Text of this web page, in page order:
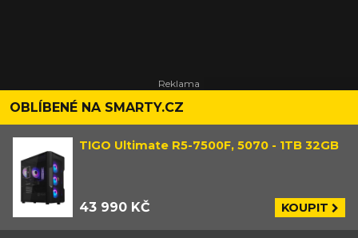
OBLÍBENÉ NA SMARTY.CZ
TIGO Ultimate R5-7500F, 5070 - 1TB 32GB
43 990 KČ KOUPIT